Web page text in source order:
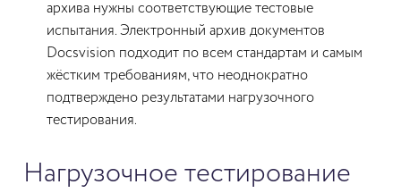
архива нужны соответствующие тестовые
испытания. Электронный архив документов
Docsvision подходит по всем стандартам и самым
жёстким требованиям, что неоднократно
подтверждено результатами нагрузочного
тестирования.
Нагрузочное тестирование